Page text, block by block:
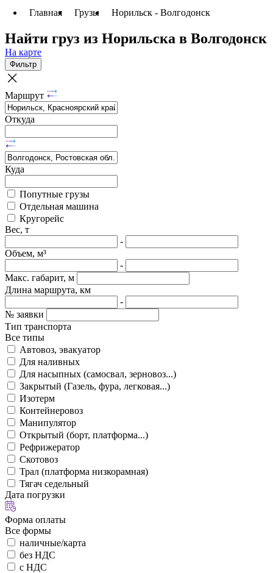
Главная Грузы Норильск - Волгодонск
Найти груз из Норильска в Волгодонск
На карте
Фильтр
Маршрут
Откуда
Куда
Попутные грузы
Отдельная машина
Кругорейс
Вес, т
-
Объем, м³
-
Макс. габарит, м
Длина маршрута, км
-
№ заявки
Тип транспорта
Все типы
Автовоз, эвакуатор
Для наливных
Для насыпных (самосвал, зерновоз...)
Закрытый (Газель, фура, легковая...)
Изотерм
Контейнеровоз
Манипулятор
Открытый (борт, платформа...)
Рефрижератор
Скотовоз
Трал (платформа низкорамная)
Тягач седельный
Дата погрузки
Форма оплаты
Все формы
наличные/карта
без НДС
с НДС